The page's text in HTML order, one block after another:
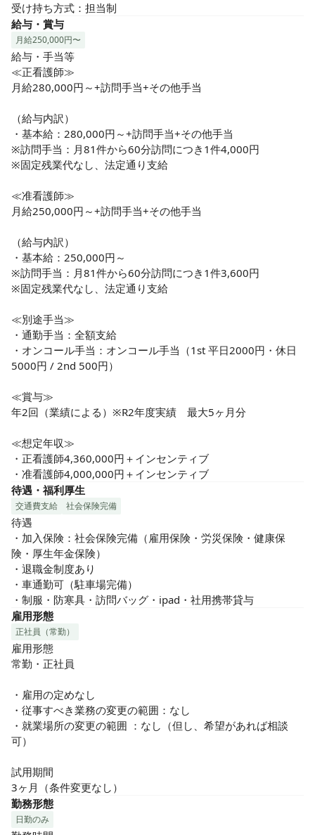
受け持ち方式：担当制
給与・賞与
月給250,000円〜
給与・手当等
≪正看護師≫
月給280,000円～+訪問手当+その他手当
（給与内訳）
・基本給：280,000円～+訪問手当+その他手当
※訪問手当：月81件から60分訪問につき1件4,000円
※固定残業代なし、法定通り支給
≪准看護師≫
月給250,000円～+訪問手当+その他手当
（給与内訳）
・基本給：250,000円～
※訪問手当：月81件から60分訪問につき1件3,600円
※固定残業代なし、法定通り支給
≪別途手当≫
・通勤手当：全額支給
・オンコール手当：オンコール手当（1st 平日2000円・休日
5000円 / 2nd 500円）
≪賞与≫
年2回（業績による）※R2年度実績　最大5ヶ月分
≪想定年収≫
・正看護師4,360,000円＋インセンティブ
・准看護師4,000,000円＋インセンティブ
待遇・福利厚生
交通費支給 社会保険完備
待遇
・加入保険：社会保険完備（雇用保険・労災保険・健康保
険・厚生年金保険）
・退職金制度あり
・車通勤可（駐車場完備）
・制服・防寒具・訪問バッグ・ipad・社用携帯貸与
雇用形態
正社員（常勤）
雇用形態
常勤・正社員
・雇用の定めなし
・従事すべき業務の変更の範囲：なし
・就業場所の変更の範囲 ：なし（但し、希望があれば相談
可）
試用期間
3ヶ月（条件変更なし）
勤務形態
日勤のみ